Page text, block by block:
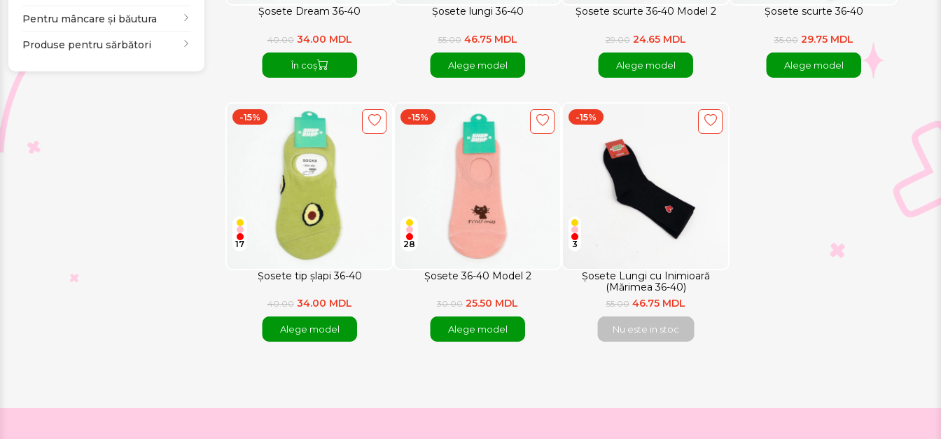
Pentru mâncare și băutura
Produse pentru sărbători
Șosete Dream 36-40
40.00 34.00 MDL
În coș
Șosete lungi 36-40
55.00 46.75 MDL
Alege model
Șosete scurte 36-40 Model 2
29.00 24.65 MDL
Alege model
Șosete scurte 36-40
35.00 29.75 MDL
Alege model
Șosete tip șlapi 36-40
-15%
17
40.00 34.00 MDL
Alege model
Șosete 36-40 Model 2
-15%
28
30.00 25.50 MDL
Alege model
Șosete Lungi cu Inimioară
(Mărimea 36-40)
-15%
3
55.00 46.75 MDL
Nu este in stoc